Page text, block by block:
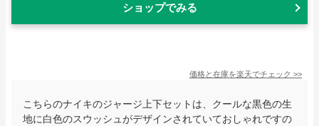
ショップでみる
価格と在庫を楽天でチェック >>
こちらのナイキのジャージ上下セットは、クールな黒色の生
地に白色のスウッシュがデザインされていておしゃれですの